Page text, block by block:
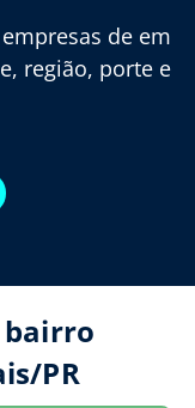
de em
região, porte e
PR